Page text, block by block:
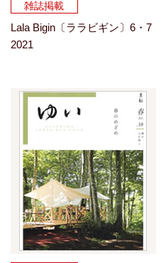
雑誌掲載
Lala Bigin〔ララビギン〕6・7
2021